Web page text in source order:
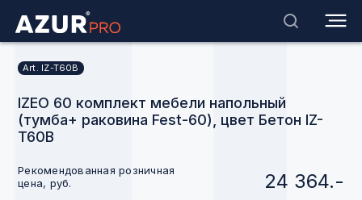
Art. IZ-T60B
IZEO 60 комплект мебели напольный
(тумба+ раковина Fest-60), цвет Бетон IZ-
T60B
Рекомендованная розничная
цена, руб.
24 364.-